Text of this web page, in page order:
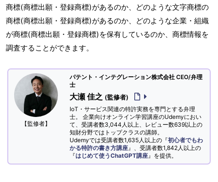
商標(商標出願・登録商標)があるのか、どのような文字商標の
商標(商標出願・登録商標)があるのか、どのような企業・組織
が商標(商標出願・登録商標)を保有しているのか、商標情報を
調査することができます。
【監修者】
パテント・インテグレーション株式会社 CEO/弁理
士
大瀬 佳之 (監修者)
IoT・サービス関連の特許実務を専門とする弁理
士。 企業向けオンライン学習講座のUdemyにおい
て、受講者数3,044人以上、レビュー数639以上の
知財分野ではトップクラスの講師。
Udemyでは受講者数1,635人以上の『初心者でもわ
かる特許の書き方講座 』、受講者数1,842人以上の
『はじめて使うChatGPT講座 』を提供。